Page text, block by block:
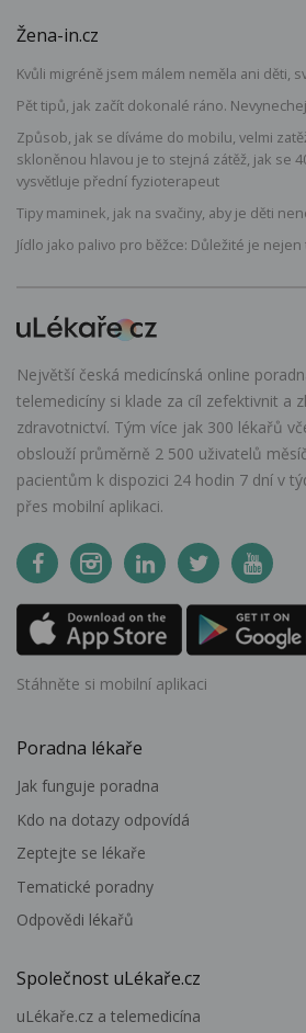
Žena-in.cz
Kvůli migréně jsem málem neměla ani děti,
Pět tipů, jak začít dokonalé ráno.
Způsob, jak se díváme do mobilu, velmi
skloněnou hlavou je to stejná zátěž, jak se
vysvětluje přední fyzioterapeut
Tipy maminek, jak na svačiny, aby je děti
Jídlo jako palivo pro běžce: Důležité je
Největší česká medicínská online
telemedicíny si klade za cíl zefektivnit a
zdravotnictví. Tým více jak 300 lékařů
obslouží průměrně 2 500 uživatelů
pacientům k dispozici 24 hodin 7 dní v
přes mobilní aplikaci.
Stáhněte si mobilní aplikaci
Poradna lékaře
Jak funguje poradna
Kdo na dotazy odpovídá
Zeptejte se lékaře
Tematické poradny
Odpovědi lékařů
Společnost uLékaře.cz
uLékaře.cz a telemedicína